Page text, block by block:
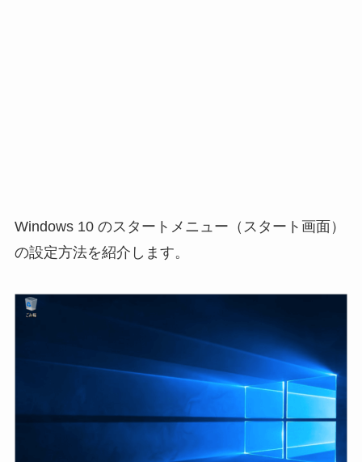
Windows 10 のスタートメニュー（スタート画面）
の設定方法を紹介します。